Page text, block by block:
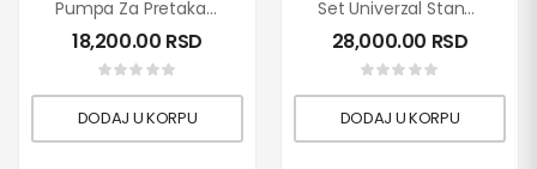
Pumpa Za Pretakanje Tečnosti Rover 30
18,200.00 RSD
DODAJ U KORPU
Set Univerzal Standard 12V
28,000.00 RSD
DODAJ U KORPU